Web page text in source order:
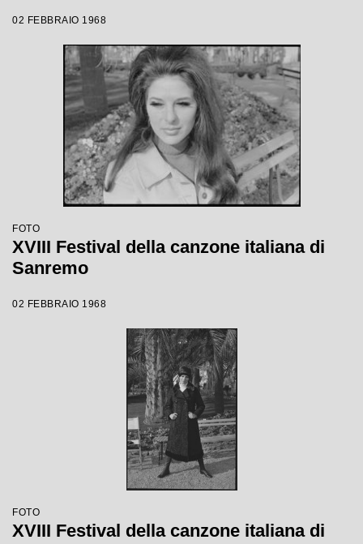
02 FEBBRAIO 1968
FOTO
XVIII Festival della canzone italiana di
Sanremo
02 FEBBRAIO 1968
FOTO
XVIII Festival della canzone italiana di